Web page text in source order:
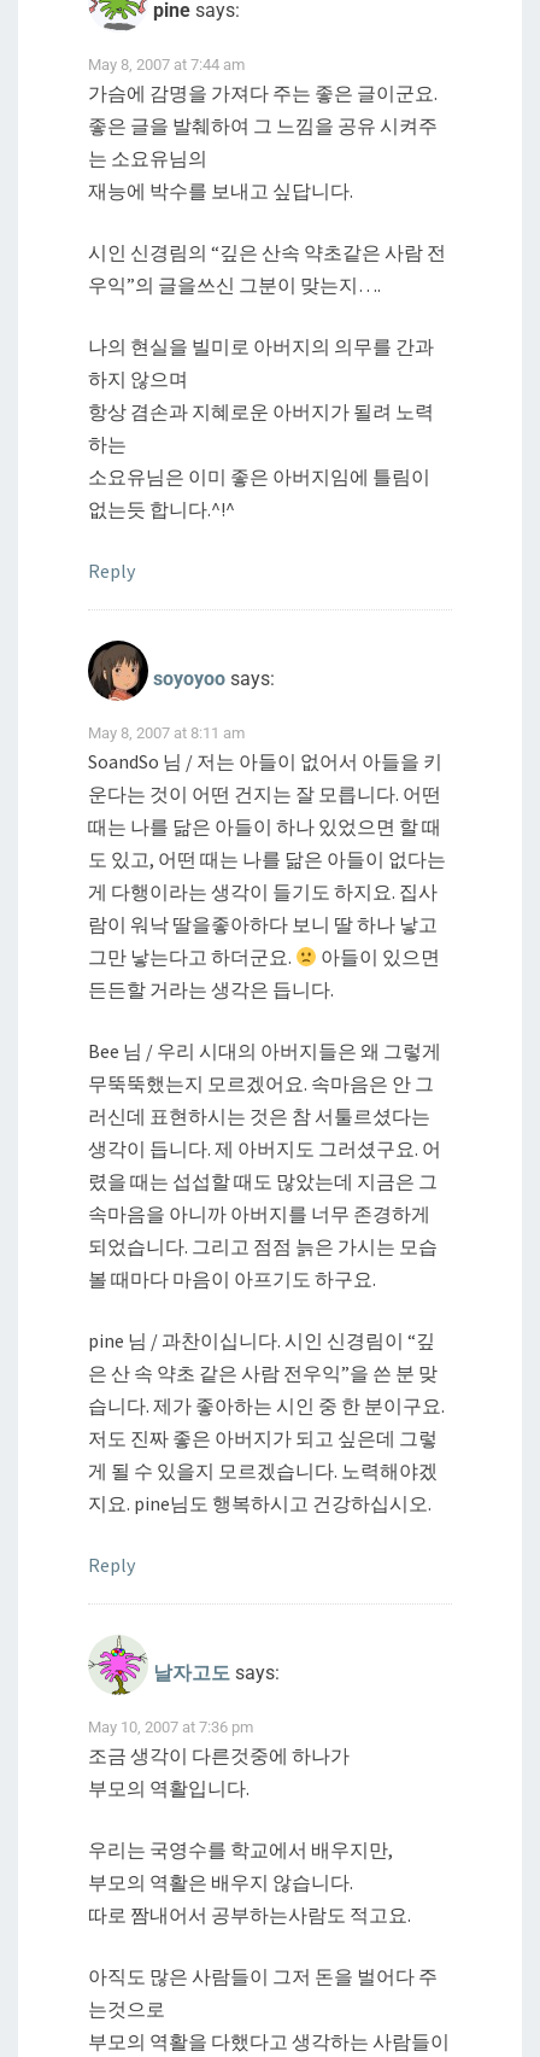
pine says:
May 8, 2007 at 7:44 am
가슴에 감명을 가져다 주는 좋은 글이군요.
좋은 글을 발췌하여 그 느낌을 공유 시켜주
는 소요유님의
재능에 박수를 보내고 싶답니다.
시인 신경림의 “깊은 산속 약초같은 사람 전
우익”의 글을쓰신 그분이 맞는지….
나의 현실을 빌미로 아버지의 의무를 간과
하지 않으며
항상 겸손과 지혜로운 아버지가 될려 노력
하는
소요유님은 이미 좋은 아버지임에 틀림이
없는듯 합니다.^!^
Reply
soyoyoo says:
May 8, 2007 at 8:11 am
SoandSo 님 / 저는 아들이 없어서 아들을 키
운다는 것이 어떤 건지는 잘 모릅니다. 어떤
때는 나를 닮은 아들이 하나 있었으면 할 때
도 있고, 어떤 때는 나를 닮은 아들이 없다는
게 다행이라는 생각이 들기도 하지요. 집사
람이 워낙 딸을좋아하다 보니 딸 하나 낳고
그만 낳는다고 하더군요.
아들이 있으면
든든할 거라는 생각은 듭니다.
Bee 님 / 우리 시대의 아버지들은 왜 그렇게
무뚝뚝했는지 모르겠어요. 속마음은 안 그
러신데 표현하시는 것은 참 서툴르셨다는
생각이 듭니다. 제 아버지도 그러셨구요. 어
렸을 때는 섭섭할 때도 많았는데 지금은 그
속마음을 아니까 아버지를 너무 존경하게
되었습니다. 그리고 점점 늙은 가시는 모습
볼 때마다 마음이 아프기도 하구요.
pine 님 / 과찬이십니다. 시인 신경림이 “깊
은 산 속 약초 같은 사람 전우익”을 쓴 분 맞
습니다. 제가 좋아하는 시인 중 한 분이구요.
저도 진짜 좋은 아버지가 되고 싶은데 그렇
게 될 수 있을지 모르겠습니다. 노력해야겠
지요. pine님도 행복하시고 건강하십시오.
Reply
날자고도 says:
May 10, 2007 at 7:36 pm
조금 생각이 다른것중에 하나가
부모의 역활입니다.
우리는 국영수를 학교에서 배우지만,
부모의 역활은 배우지 않습니다.
따로 짬내어서 공부하는사람도 적고요.
아직도 많은 사람들이 그저 돈을 벌어다 주
는것으로
부모의 역활을 다했다고 생각하는 사람들이